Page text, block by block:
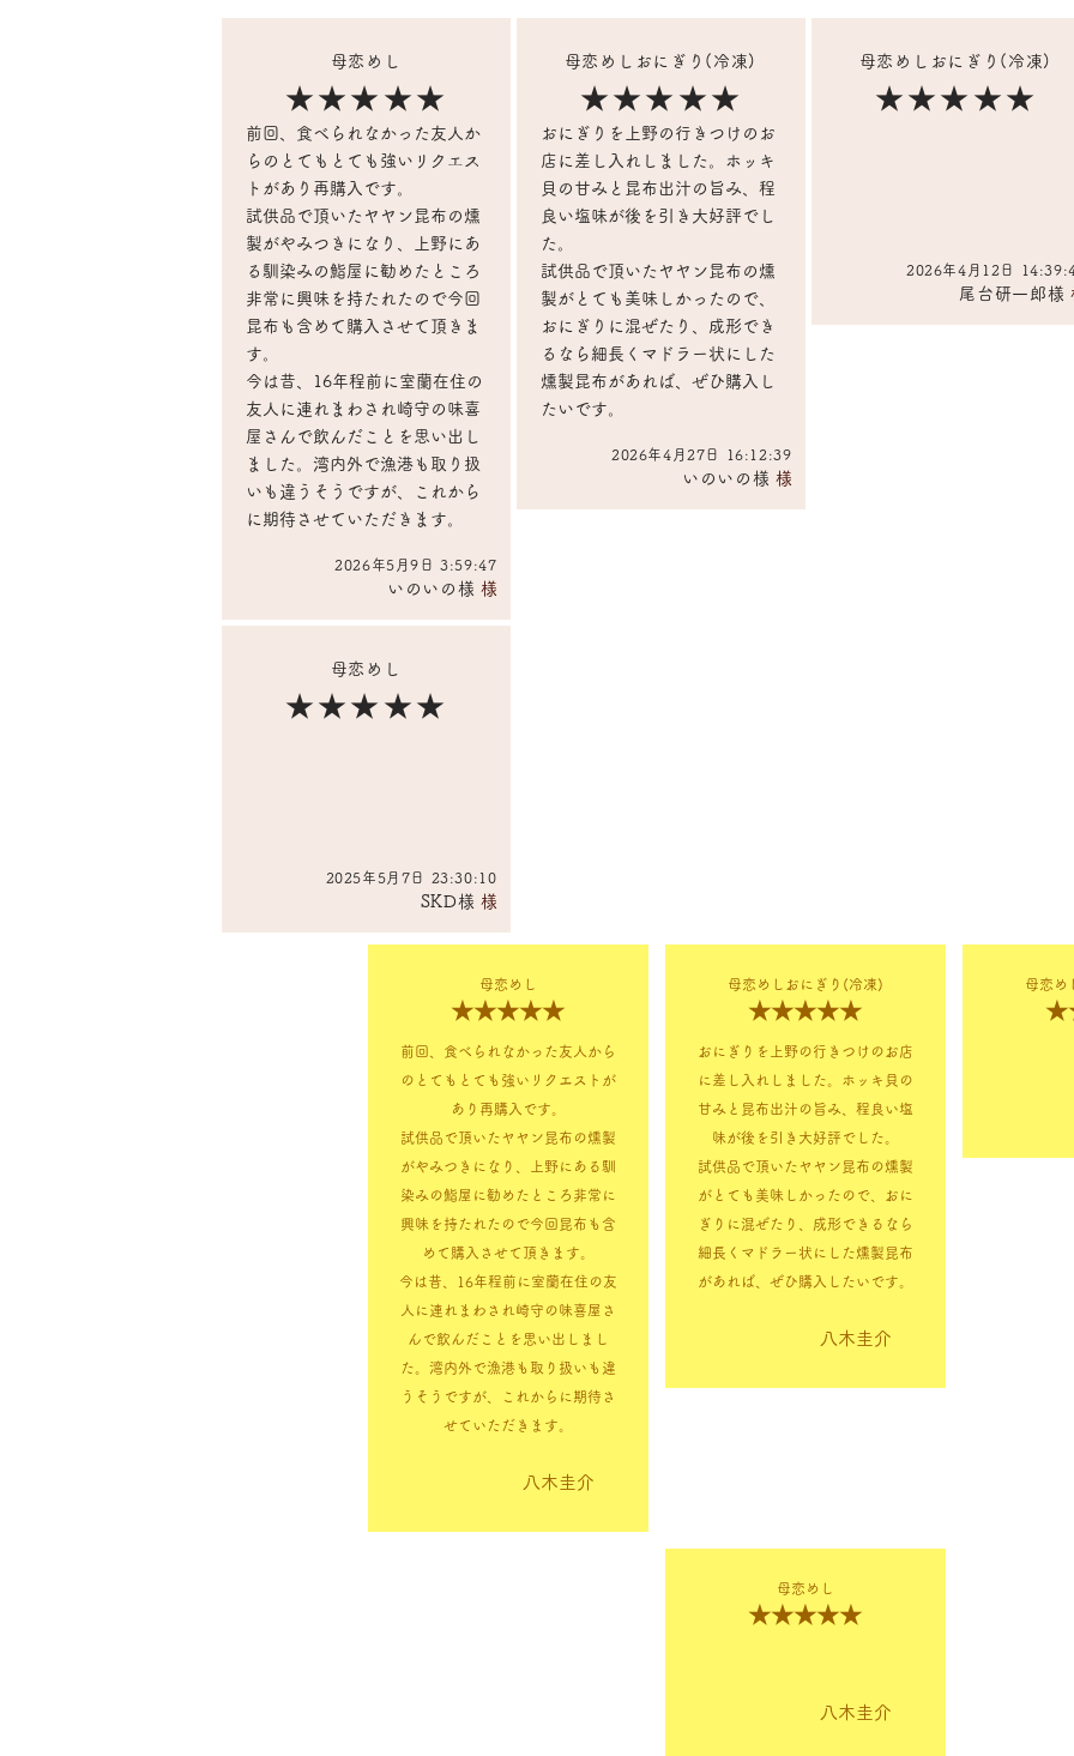
母恋めし
★★★★★
前回、食べられなかった友人か
らのとてもとても強いリクエス
トがあり再購入です。
試供品で頂いたヤヤン昆布の燻
製がやみつきになり、上野にあ
る馴染みの鮨屋に勧めたところ
非常に興味を持たれたので今回
昆布も含めて購入させて頂きま
す。
今は昔、16年程前に室蘭在住の
友人に連れまわされ崎守の味喜
屋さんで飲んだことを思い出し
ました。湾内外で漁港も取り扱
いも違うそうですが、これから
に期待させていただきます。
2026年5月9日 3:59:47
いのいの様 ​様
母恋めしおにぎり(冷凍)
★★★★★
おにぎりを上野の行きつけのお
店に差し入れしました。ホッキ
貝の甘みと昆布出汁の旨み、程
良い塩味が後を引き大好評でし
た。
試供品で頂いたヤヤン昆布の燻
製がとても美味しかったので、
おにぎりに混ぜたり、成形でき
るなら細長くマドラー状にした
燻製昆布があれば、ぜひ購入し
たいです。
2026年4月27日 16:12:39
いのいの様 ​様
母恋めしおにぎり(冷凍)
★★★★★
2026年4月12日
尾台研一郎様
母恋めし
★★★★★
2025年5月7日 23:30:10
SKD様 ​様
★★★★★
母恋めし
前回、食べられなかった友人から
のとてもとても強いリクエストが
あり再購入です。
試供品で頂いたヤヤン昆布の燻製
がやみつきになり、上野にある馴
染みの鮨屋に勧めたところ非常に
興味を持たれたので今回昆布も含
めて購入させて頂きます。
今は昔、16年程前に室蘭在住の友
人に連れまわされ崎守の味喜屋さ
んで飲んだことを思い出しまし
た。湾内外で漁港も取り扱いも違
うそうですが、これからに期待さ
せていただきます。
八木圭介
★★★★★
母恋めしおにぎり(冷凍)
おにぎりを上野の行きつけのお店
に差し入れしました。ホッキ貝の
甘みと昆布出汁の旨み、程良い塩
味が後を引き大好評でした。
試供品で頂いたヤヤン昆布の燻製
がとても美味しかったので、おに
ぎりに混ぜたり、成形できるなら
細長くマドラー状にした燻製昆布
があれば、ぜひ購入したいです。
八木圭介
母恋め
★★★★★
母恋めし
八木圭介